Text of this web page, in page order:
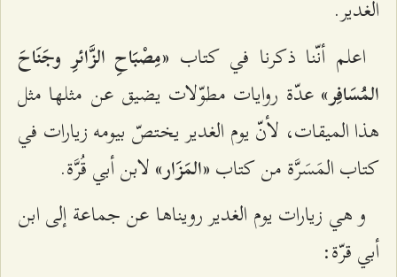
الغدير.
اعلم أنّنا ذكرنا في كتاب «مِصْبَاحِ الزَّائرِ وجَنَاحَ
المُسَافِر» عدّة روايات مطوّلات يضيق عن مثلها مثل
هذا الميقات، لأنّ يوم الغدير يختصّ بيومه زيارات في
كتاب المَسَرَّة من كتاب«المَزَار»لابن أبي قُرَّة.
و هي زيارات يوم الغدير رويناها عن جماعة إلى ابن
أبي قرّة: